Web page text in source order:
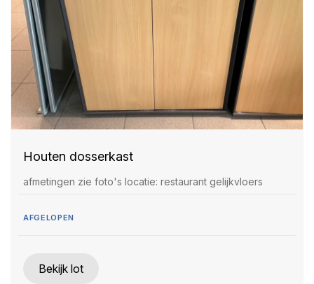
Houten dosserkast
afmetingen zie foto's locatie: restaurant gelijkvloers
AFGELOPEN
Bekijk lot